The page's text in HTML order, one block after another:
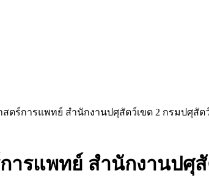
ตร์การแพทย์ สำนักงานปศุสัตว์เขต 2 กรมปศุสัต
รแพทย์ สำนักงานปศุ